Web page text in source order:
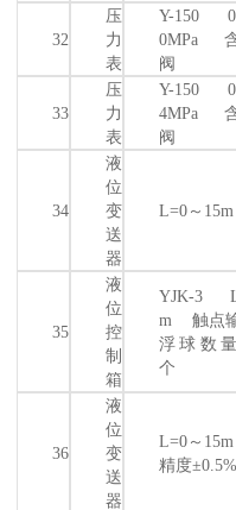
32
压
力
表
Y-150
0MPa
阀
33
压
力
表
Y-150
4MPa
阀
34
液
位
变
送
器
L=0～15m
35
液
位
控
制
箱
YJK-3
m 触点
浮球数
个
36
液
位
变
送
器
L=0～
精度±0.5%